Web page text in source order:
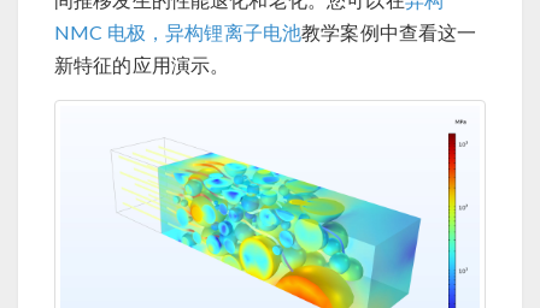
NMC 电极，异构锂离子电池教学案例中查看这一
新特征的应用演示。